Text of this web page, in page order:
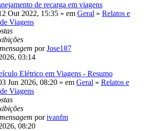
de recarga em viagens
Out 2022, 15:35 » em Geral » Relatos e
Viagens
porJose187
03:14
Elétrico em Viagens - Resumo
Jun 2026, 08:20 » em Geral » Relatos e
Viagens
porivanfm
08:20